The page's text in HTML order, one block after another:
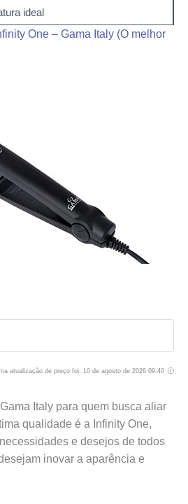
ideal
One – Gama Italy (O melhor
atualização de preço foi: 10 de agosto de 2026 09:40
Italy para quem busca aliar
qualidade é a Infinity One,
e desejos de todos
inovar a aparência e